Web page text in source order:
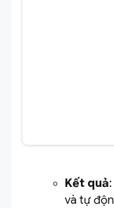
Kết quả:
và tự